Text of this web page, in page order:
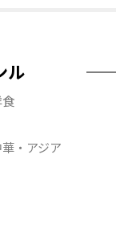
ル
・アジア